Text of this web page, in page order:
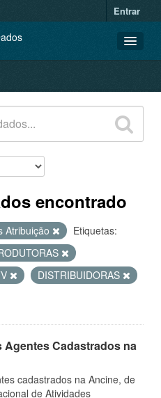
Entrar
encontrado
Atribuição
Etiquetas:
DISTRIBUIDORAS
Cadastrados na
cadastrados na Ancine, de
de Atividades